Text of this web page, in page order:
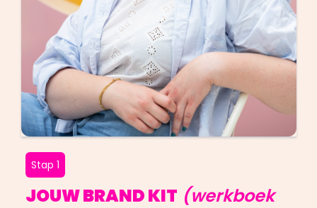
Stap 1
JOUW BRAND KIT (werkboek